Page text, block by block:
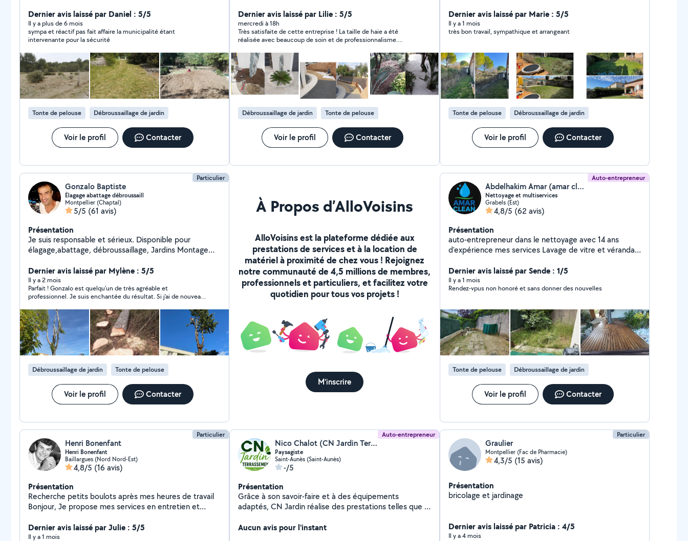
aucun sercrets pour moi ! Je suis expérimenté et très
bien équipé. Rencontrons nous pour évaluer ensemble
votre besoin !
Dernier avis laissé par Daniel : 5/5
Il y a plus de 6 mois
sympa et réactif pas fait affaire la municipalité étant
intervenante pour la sécurité
Tonte de pelouse Débroussaillage de jardin
Voir le profil Contacter
extérieurs nous intervenons aussi pour vos
terrassements : piscines , allées , terrasses , petite
maçonnerie
Dernier avis laissé par Lilie : 5/5
mercredi à 18h
Très satisfaite de cette entreprise ! La taille de haie a été
réalisée avec beaucoup de soin et de professionnalisme.
chantier a été laissé parfaitement propre à la fin de
l’intervention, ce qui est très appréciable. Le résultat est
impeccable, mes haies sont magnifiques. Je recommande
cette entreprise sans hésitation et je referai appel à ses
services pour mes prochains travaux de jardinage.
Débroussaillage de jardin Tonte de pelouse
Voir le profil Contacter
l'aménagement de terrasse en appartement avec vue
Dernier avis laissé par Marie : 5/5
Il y a 1 mois
très bon travail, sympathique et arrangeant
Tonte de pelouse Débroussaillage de jardin
Voir le profil Contacter
Particulier
Gonzalo Baptiste
Élagage abattage débroussaill
Montpellier (Chaptal)
5/5 (61 avis)
Présentation
Je suis responsable et sérieux. Disponible pour
élagage,abattage, débroussaillage, Jardins Montage
Outillé
Dernier avis laissé par Mylène : 5/5
Il y a 2 mois
Parfait ! Gonzalo est quelqu’un de très agréable et
professionnel. Je suis enchantée du résultat. Si j’ai de nouveaux
très fortement !
Débroussaillage de jardin Tonte de pelouse
Voir le profil Contacter
À Propos d’AlloVoisins
AlloVoisins est la plateforme dédiée aux
prestations de services et à la location de
matériel à proximité de chez vous ! Rejoignez
notre communauté de 4,5 millions de membres,
professionnels et particuliers, et facilitez votre
quotidien pour tous vos projets !
M'inscrire
Auto-entrepreneur
Abdelhakim Amar (amar clean)
Nettoyage et multiservices
Grabels (Est)
4,8/5 (62 avis)
Présentation
auto-entrepreneur dans le nettoyage avec 14 ans
d'expérience mes services Lavage de vitre et véranda
chantier Nettoyage après déménagement Shampoing
moquette Auto Nettoyage intérieur aspiration
Nettoyage siège tapis Rénovation des phares Bricolage
Débroussaillage Paillage Nettoyage Disponible sur
Montpellier et ses alentours
Dernier avis laissé par Sende : 1/5
Il y a 1 mois
Rendez-vpus non honoré et sans donner des nouvelles
Tonte de pelouse Débroussaillage de jardin
Voir le profil Contacter
Particulier
Henri Bonenfant
Henri Bonenfant
Baillargues (Nord Nord-Est)
4,8/5 (16 avis)
Présentation
Recherche petits boulots après mes heures de travail
Bonjour, Je propose mes services en entretien et
Plus de 10 ans d'expérience dans les parcs et jardins
Entretien : tonte, taille, désherbage, nettoyage
Dernier avis laissé par Julie : 5/5
Il y a 1 mois
Auto-entrepreneur
Nico Chalot (CN Jardin Terrassement)
Paysagiste
Saint-Aunès (Saint-Aunès)
-/5
Présentation
Grâce à son savoir-faire et à des équipements
adaptés, CN Jardin réalise des prestations telles que :
et préparation de terrains. * Plantation d'arbres,
Aucun avis pour l'instant
Particulier
Graulier
Montpellier (Fac de Pharmacie)
4,3/5 (15 avis)
Présentation
bricolage et jardinage
Dernier avis laissé par Patricia : 4/5
Il y a 4 mois